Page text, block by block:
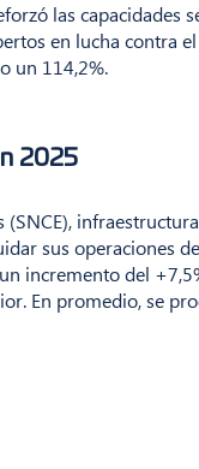
las capacidades
en lucha contra
un 114,2%.
2025
(SNCE),
sus operaciones
incremento del
En promedio, se